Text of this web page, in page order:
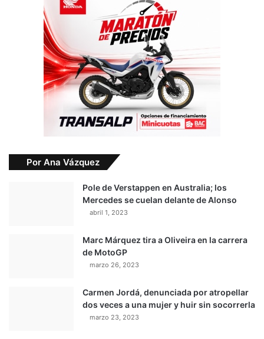
Por Ana Vázquez
Pole de Verstappen en Australia; los
Mercedes se cuelan delante de Alonso
abril 1, 2023
Marc Márquez tira a Oliveira en la carrera
de MotoGP
marzo 26, 2023
Carmen Jordá, denunciada por atropellar
dos veces a una mujer y huir sin socorrerla
marzo 23, 2023